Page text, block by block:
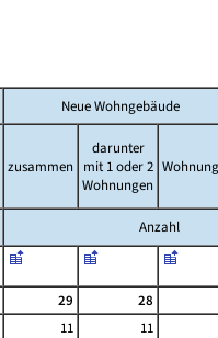
Neue Wohngebäude
zusammen
darunter
mit 1 oder 2
Wohnungen
Anzahl
29 28
11 11